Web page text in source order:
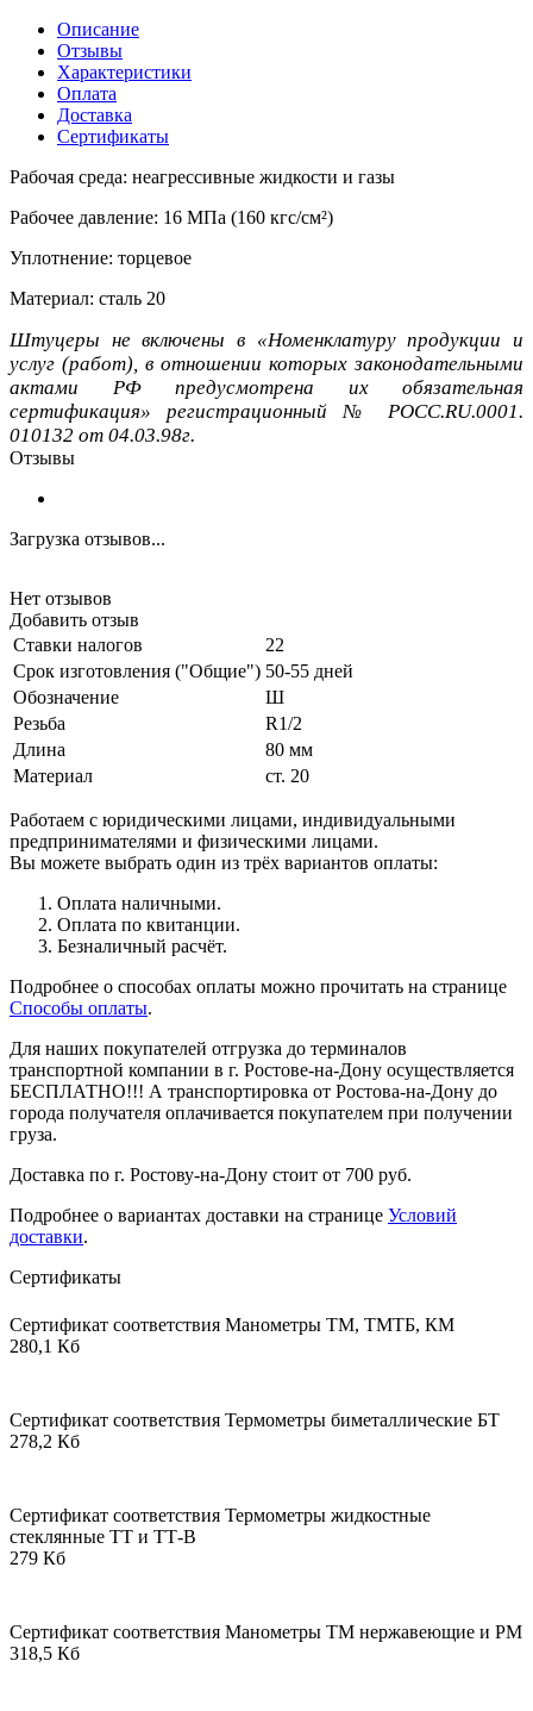
Описание
Отзывы
Характеристики
Оплата
Доставка
Сертификаты
Рабочая среда: неагрессивные жидкости и газы
Рабочее давление: 16 МПа (160 кгс/см²)
Уплотнение: торцевое
Материал: сталь 20
Штуцеры не включены в «Номенклатуру продукции и
услуг (работ), в отношении которых законодательными
актами РФ предусмотрена их обязательная
сертификация» регистрационный № РОСС.RU.0001.
010132 от 04.03.98г.
Отзывы
Загрузка отзывов...
Нет отзывов
Добавить отзыв
Ставки налогов
22
Срок изготовления ("Общие") 50-55 дней
Обозначение
Ш
Резьба
R1/2
Длина
80 мм
Материал
ст. 20
Работаем с юридическими лицами, индивидуальными
предпринимателями и физическими лицами.
Вы можете выбрать один из трёх вариантов оплаты:
Оплата наличными.
Оплата по квитанции.
Безналичный расчёт.
Подробнее о способах оплаты можно прочитать на странице
Способы оплаты.
Для наших покупателей отгрузка до терминалов
транспортной компании в г. Ростове-на-Дону осуществляется
БЕСПЛАТНО!!! А транспортировка от Ростова-на-Дону до
города получателя оплачивается покупателем при получении
груза.
Доставка по г. Ростову-на-Дону стоит от 700 руб.
Подробнее о вариантах доставки на странице Условий
доставки.
Сертификаты
Сертификат соответствия Манометры ТМ, ТМТБ, КМ
280,1 Кб
Сертификат соответствия Термометры биметаллические БТ
278,2 Кб
Сертификат соответствия Термометры жидкостные
стеклянные ТТ и ТТ-В
279 Кб
Сертификат соответствия Манометры ТМ нержавеющие и РМ
318,5 Кб